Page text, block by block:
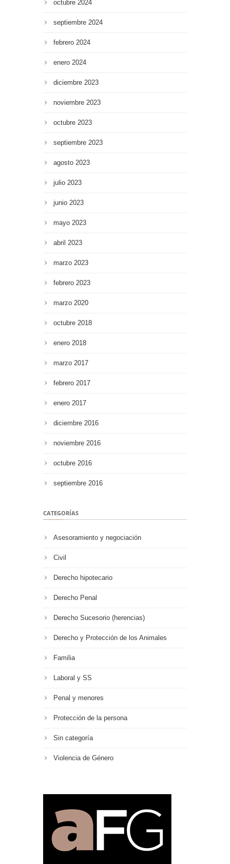
octubre 2024
septiembre 2024
febrero 2024
enero 2024
diciembre 2023
noviembre 2023
octubre 2023
septiembre 2023
agosto 2023
julio 2023
junio 2023
mayo 2023
abril 2023
marzo 2023
febrero 2023
marzo 2020
octubre 2018
enero 2018
marzo 2017
febrero 2017
enero 2017
diciembre 2016
noviembre 2016
octubre 2016
septiembre 2016
CATEGORÍAS
Asesoramiento y negociación
Civil
Derecho hipotecario
Derecho Penal
Derecho Sucesorio (herencias)
Derecho y Protección de los Animales
Familia
Laboral y SS
Penal y menores
Protección de la persona
Sin categoría
Violencia de Género